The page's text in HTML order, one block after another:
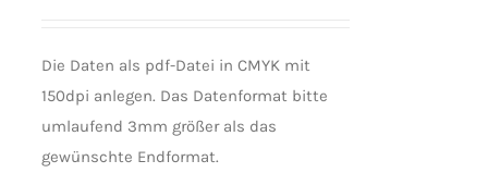
Die Daten als pdf-Datei in CMYK mit
150dpi anlegen. Das Datenformat bitte
umlaufend 3mm größer als das
gewünschte Endformat.